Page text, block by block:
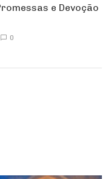
e Devoção
0